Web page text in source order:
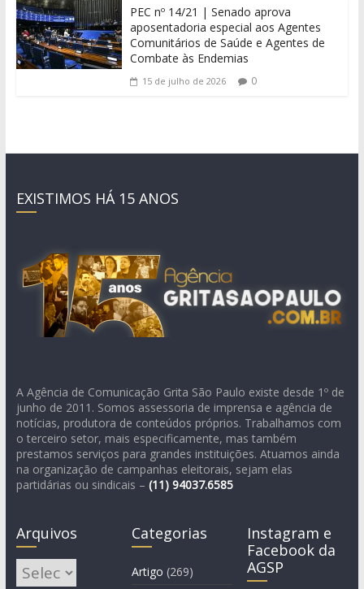
PEC nº 14/21 | Senado aprova
aposentadoria especial aos Agentes
Comunitários de Saúde e Agentes de
Combate às Endemias
15 de julho de 2026 0
EXISTIMOS HÁ 15 ANOS
A Agência de Comunicação Grita São Paulo existe desde 1º de
junho de 2011. Somos assessoria de imprensa e agência de
notícias, produtora de conteúdos próprios. Trabalhamos com
o terceiro setor, mais especificamente, mas também
prestamos serviços para grandes instituições. Atuamos ainda
na organização de campanhas eleitorais, sejam elas
partidárias ou sindicais – (11) 94037.6585
Arquivos
Arquivos
Categorias
Artigo (269)
Instagram e
Facebook da
AGSP